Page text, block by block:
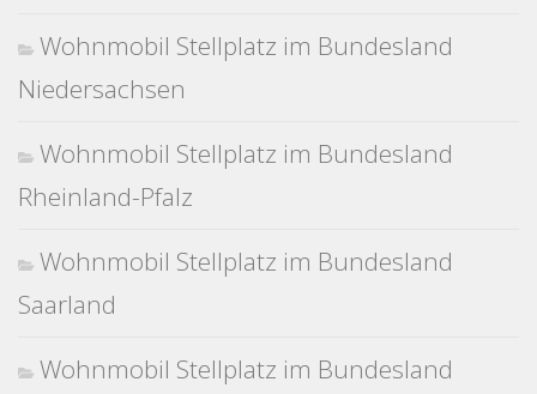
Wohnmobil Stellplatz im Bundesland
Niedersachsen
Wohnmobil Stellplatz im Bundesland
Rheinland-Pfalz
Wohnmobil Stellplatz im Bundesland
Saarland
Wohnmobil Stellplatz im Bundesland